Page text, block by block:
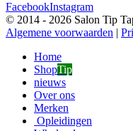
FacebookInstagram
© 2014 - 2026 Salon Tip
Algemene voorwaarden |
Home
ShopTip
nieuws
Over ons
Merken
Opleidingen